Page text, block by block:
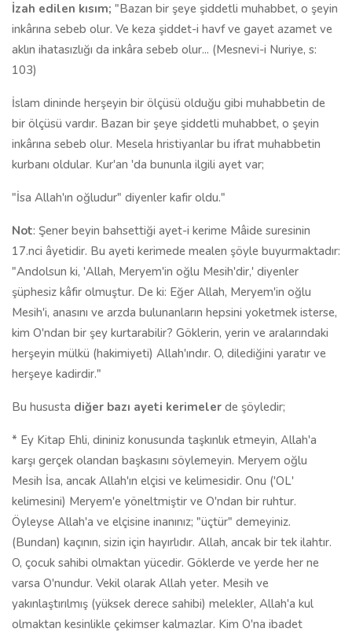
İzah edilen kısım; "Bazan bir şeye şiddetli muhabbet, o şeyin
inkârına sebeb olur. Ve keza şiddet-i havf ve gayet azamet ve
aklın ihatasızlığı da inkâra sebeb olur... (Mesnevi-i Nuriye, s:
103)
İslam dininde herşeyin bir ölçüsü olduğu gibi muhabbetin de
bir ölçüsü vardır. Bazan bir şeye şiddetli muhabbet, o şeyin
inkârına sebeb olur. Mesela hristiyanlar bu ifrat muhabbetin
kurbanı oldular. Kur'an 'da bununla ilgili ayet var;
"İsa Allah'ın oğludur" diyenler kafir oldu."
Not: Şener beyin bahsettiği ayet-i kerime Mâide suresinin
17.nci âyetidir. Bu ayeti kerimede mealen şöyle buyurmaktadır:
"Andolsun ki, 'Allah, Meryem'in oğlu Mesih'dir,' diyenler
şüphesiz kâfir olmuştur. De ki: Eğer Allah, Meryem'in oğlu
Mesih'i, anasını ve arzda bulunanların hepsini yoketmek isterse,
kim O'ndan bir şey kurtarabilir? Göklerin, yerin ve aralarındaki
herşeyin mülkü (hakimiyeti) Allah'ındır. O, dilediğini yaratır ve
herşeye kadirdir."
Bu hususta diğer bazı ayeti kerimeler de şöyledir;
* Ey Kitap Ehli, dininiz konusunda taşkınlık etmeyin, Allah'a
karşı gerçek olandan başkasını söylemeyin. Meryem oğlu
Mesih İsa, ancak Allah'ın elçisi ve kelimesidir. Onu ('OL'
kelimesini) Meryem'e yöneltmiştir ve O'ndan bir ruhtur.
Öyleyse Allah'a ve elçisine inanınız; "üçtür" demeyiniz.
(Bundan) kaçının, sizin için hayırlıdır. Allah, ancak bir tek ilahtır.
O, çocuk sahibi olmaktan yücedir. Göklerde ve yerde her ne
varsa O'nundur. Vekil olarak Allah yeter. Mesih ve
yakınlaştırılmış (yüksek derece sahibi) melekler, Allah'a kul
olmaktan kesinlikle çekimser kalmazlar. Kim O'na ibadet